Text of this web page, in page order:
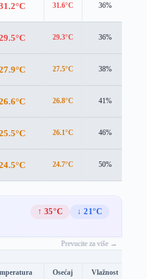
31.6°C 36%
29.3°C 36%
27.5°C 38%
26.8°C 41%
26.1°C 46%
24.7°C 50%
↑ 35°C
↓ 21°C
Prevucite za više →
Osećaj Vlažnost